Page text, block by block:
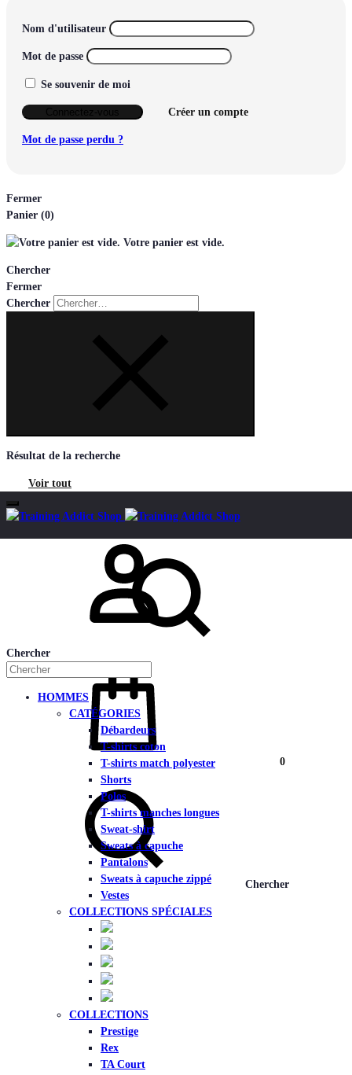
Nom d'utilisateur
Mot de passe
Se souvenir de moi
Créer un compte
Mot de passe perdu ?
Fermer
Panier (0)
Votre panier est vide.
Chercher
Fermer
Chercher
Résultat de la recherche
Voir tout
0
Chercher
Chercher
HOMMES
CATÉGORIES
Débardeurs
T-shirts coton
T-shirts match polyester
Shorts
Polos
T-shirts manches longues
Sweat-shirt
Sweats à capuche
Pantalons
Sweats à capuche zippé
Vestes
COLLECTIONS SPÉCIALES
COLLECTIONS
Prestige
Rex
TA Court